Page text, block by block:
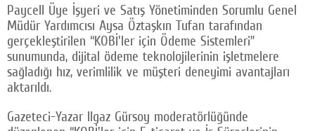
Paycell Üye İşyeri ve Satış Yönetiminden Sorumlu Genel
Müdür Yardımcısı Aysa Öztaşkın Tufan tarafından
gerçekleştirilen “KOBİ'ler için Ödeme Sistemleri”
sunumunda, dijital ödeme teknolojilerinin işletmelere
sağladığı hız, verimlilik ve müşteri deneyimi avantajları
aktarıldı.
Gazeteci-Yazar Ilgaz Gürsoy moderatörlüğünde